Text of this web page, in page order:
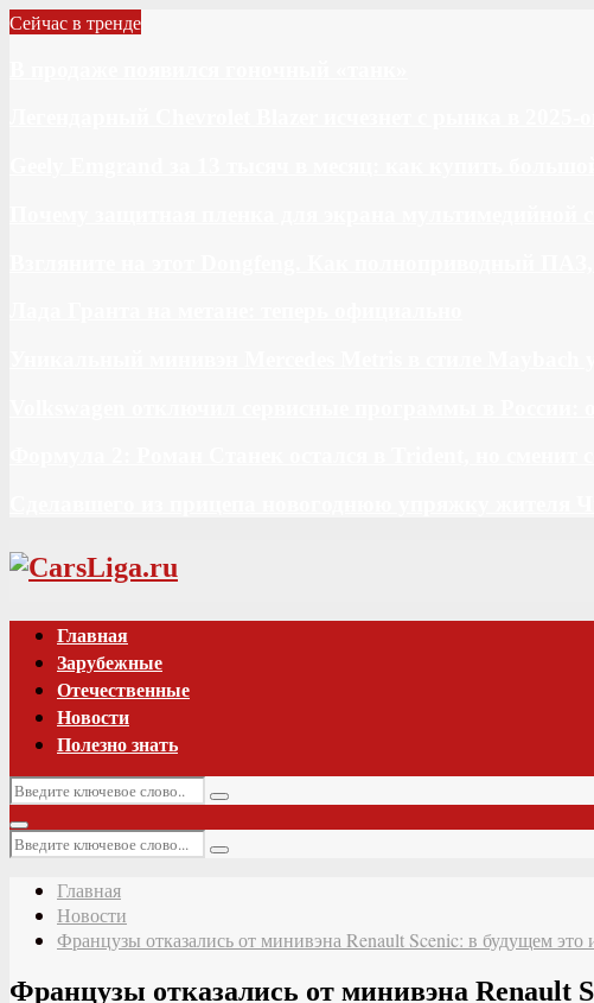
Сейчас в тренде
Vk
Главная
Зарубежные
Отечественные
Новости
Полезно знать
Искать:
Поиск
Основное
меню
Искать:
Поиск
Главная
Новости
Французы отказались от минивэна Renault Scenic: в будущем это
Французы отказались от минивэна Renault